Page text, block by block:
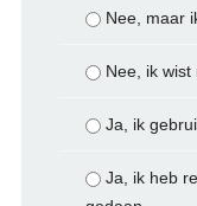
Nee, maar
Nee, ik
Ja, ik
Ja, ik heb